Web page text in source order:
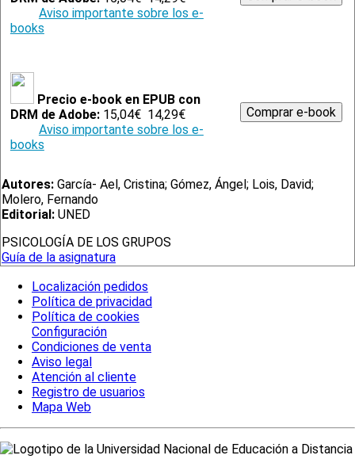
Aviso importante sobre los e-
books
Precio e-book en EPUB con
DRM de Adobe: 15,04€ 14,29€
Aviso importante sobre los e-
books
Autores: García- Ael, Cristina; Gómez, Ángel; Lois, David;
Molero, Fernando
Editorial: UNED
PSICOLOGÍA DE LOS GRUPOS
Guía de la asignatura
Localización pedidos
Política de privacidad
Política de cookies
Configuración
Condiciones de venta
Aviso legal
Atención al cliente
Registro de usuarios
Mapa Web